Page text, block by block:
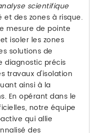
scientifique
des zones à risque.
mesure de pointe
isoler les zones
solutions de
diagnostic précis
travaux d'isolation
ainsi à la
En opérant dans le
notre équipe
qui allie
des